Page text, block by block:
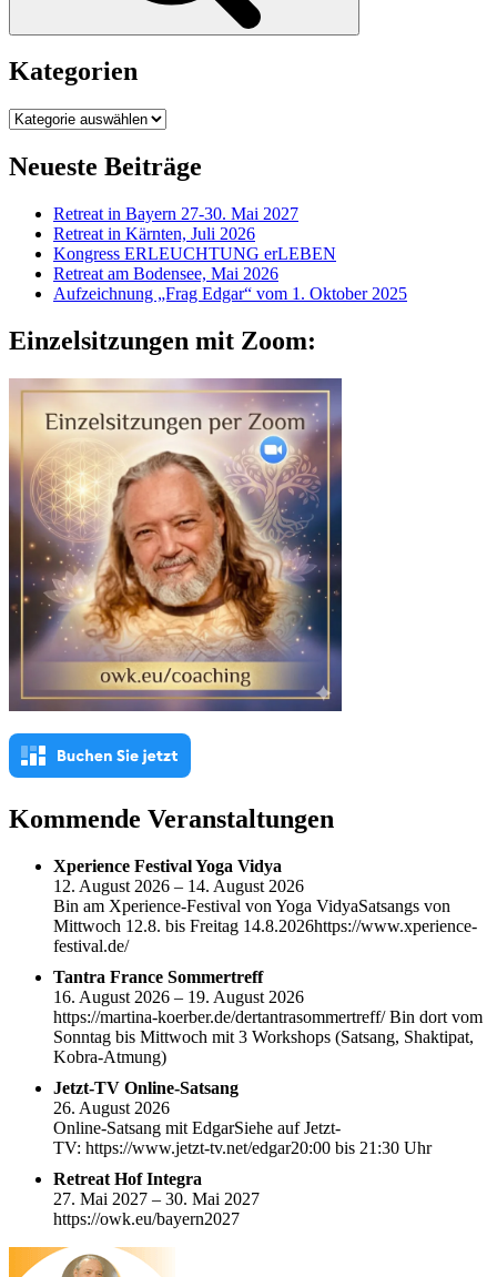
Kategorien
Kategorien
Neueste Beiträge
Retreat in Bayern 27-30. Mai 2027
Retreat in Kärnten, Juli 2026
Kongress ERLEUCHTUNG erLEBEN
Retreat am Bodensee, Mai 2026
Aufzeichnung „Frag Edgar“ vom 1. Oktober 2025
Einzelsitzungen mit Zoom:
Kommende Veranstaltungen
Xperience Festival Yoga Vidya
12. August 2026 – 14. August 2026
Bin am Xperience-Festival von Yoga VidyaSatsangs von
Mittwoch 12.8. bis Freitag 14.8.2026https://www.xperience-
festival.de/
Tantra France Sommertreff
16. August 2026 – 19. August 2026
https://martina-koerber.de/dertantrasommertreff/ Bin dort vom
Sonntag bis Mittwoch mit 3 Workshops (Satsang, Shaktipat,
Kobra-Atmung)
Jetzt-TV Online-Satsang
26. August 2026
Online-Satsang mit EdgarSiehe auf Jetzt-
TV: https://www.jetzt-tv.net/edgar20:00 bis 21:30 Uhr
Retreat Hof Integra
27. Mai 2027 – 30. Mai 2027
https://owk.eu/bayern2027